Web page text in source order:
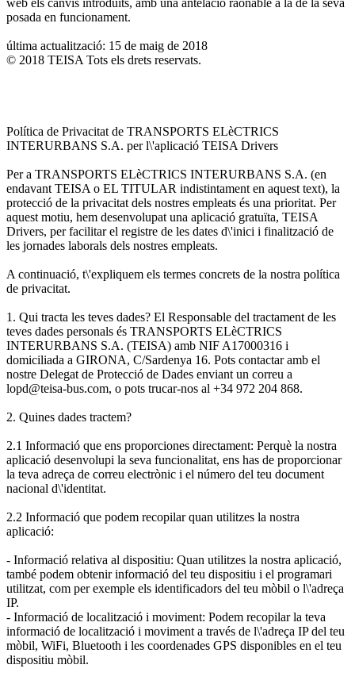
posada en funcionament.
última actualització: 15 de maig de 2018
© 2018 TEISA Tots els drets reservats.
Política de Privacitat de TRANSPORTS ELèCTRICS
INTERURBANS S.A. per l\'aplicació TEISA Drivers
Per a TRANSPORTS ELèCTRICS INTERURBANS S.A. (en
endavant TEISA o EL TITULAR indistintament en aquest text), la
protecció de la privacitat dels nostres empleats és una prioritat. Per
aquest motiu, hem desenvolupat una aplicació gratuïta, TEISA
Drivers, per facilitar el registre de les dates d\'inici i finalització de
les jornades laborals dels nostres empleats.
A continuació, t\'expliquem els termes concrets de la nostra política
de privacitat.
1. Qui tracta les teves dades? El Responsable del tractament de les
teves dades personals és TRANSPORTS ELèCTRICS
INTERURBANS S.A. (TEISA) amb NIF A17000316 i
domiciliada a GIRONA, C/Sardenya 16. Pots contactar amb el
nostre Delegat de Protecció de Dades enviant un correu a
lopd@teisa-bus.com, o pots trucar-nos al +34 972 204 868.
2. Quines dades tractem?
2.1 Informació que ens proporciones directament: Perquè la nostra
aplicació desenvolupi la seva funcionalitat, ens has de proporcionar
la teva adreça de correu electrònic i el número del teu document
nacional d\'identitat.
2.2 Informació que podem recopilar quan utilitzes la nostra
aplicació:
- Informació relativa al dispositiu: Quan utilitzes la nostra aplicació,
també podem obtenir informació del teu dispositiu i el programari
utilitzat, com per exemple els identificadors del teu mòbil o l\'adreça
IP.
- Informació de localització i moviment: Podem recopilar la teva
informació de localització i moviment a través de l\'adreça IP del teu
mòbil, WiFi, Bluetooth i les coordenades GPS disponibles en el teu
dispositiu mòbil.